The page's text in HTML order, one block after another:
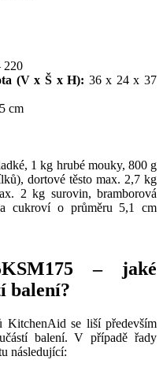
220
(V x Š x H): 36 x 24 x 37
cm
1 kg hrubé mouky, 800 g
dortové těsto max. 2,7 kg
2 kg surovin, bramborová
cukroví o průměru 5,1 cm
– jaké
balení?
KitchenAid se liší především
balení. V případě řady
následující: